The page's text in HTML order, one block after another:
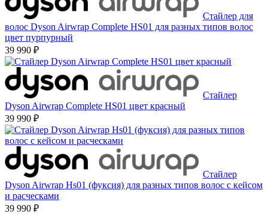
Стайлер для
волос Dyson Airwrap Complete HS01 для разных типов волос
цвет пурпурный
39 990 ₽
Стайлер
Dyson Airwrap Complete HS01 цвет красный
39 990 ₽
Стайлер
Dyson Airwrap Hs01 (фуксия) для разных типов волос с кейсом
и расческами
39 990 ₽